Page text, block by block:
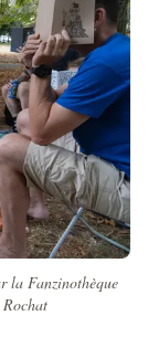
la Fanzinothèque